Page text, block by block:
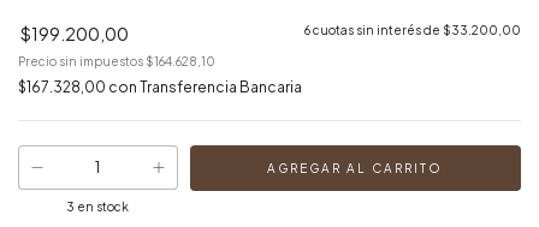
$199.200,00 6cuotas sin interés de $33.200,00
Precio sin impuestos $164.628,10
$167.328,00 con Transferencia Bancaria
3 en stock